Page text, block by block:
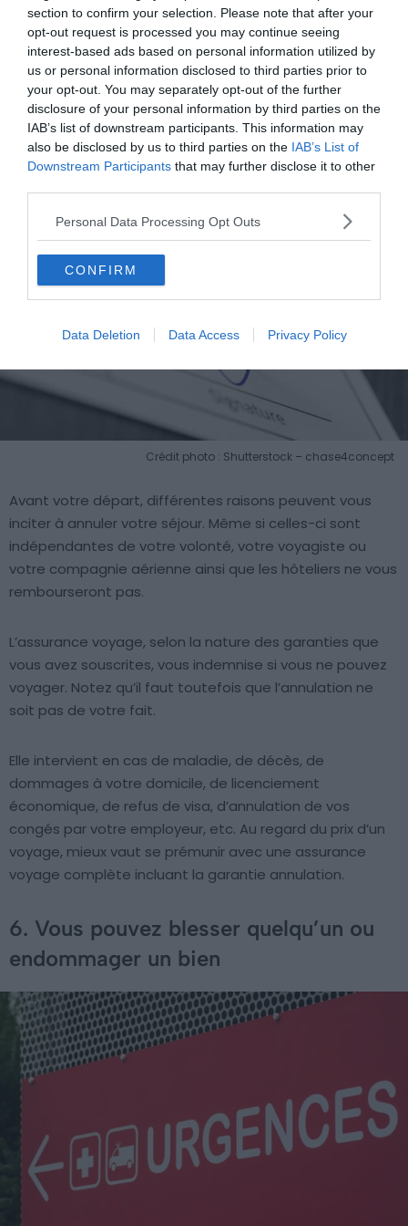
section to confirm your selection. Please note that after your
opt-out request is processed you may continue seeing
interest-based ads based on personal information utilized by
us or personal information disclosed to third parties prior to
your opt-out. You may separately opt-out of the further
disclosure of your personal information by third parties on the
IAB’s list of downstream participants. This information may
also be disclosed by us to third parties on the IAB’s List of
Downstream Participants that may further disclose it to other
Personal Data Processing Opt Outs
CONFIRM
Data Deletion Data Access Privacy Policy
5. Parce que vous pouvez être
contraint d’annuler votre voyage
Crédit photo : Shutterstock – chase4concept
Avant votre départ, différentes raisons peuvent vous
inciter à annuler votre séjour. Même si celles-ci sont
indépendantes de votre volonté, votre voyagiste ou
votre compagnie aérienne ainsi que les hôteliers ne vous
rembourseront pas.
L’assurance voyage, selon la nature des garanties que
vous avez souscrites, vous indemnise si vous ne pouvez
voyager. Notez qu’il faut toutefois que l’annulation ne
soit pas de votre fait.
Elle intervient en cas de maladie, de décès, de
dommages à votre domicile, de licenciement
économique, de refus de visa, d’annulation de vos
congés par votre employeur, etc. Au regard du prix d’un
voyage, mieux vaut se prémunir avec une assurance
voyage complète incluant la garantie annulation.
6. Vous pouvez blesser quelqu’un ou
endommager un bien